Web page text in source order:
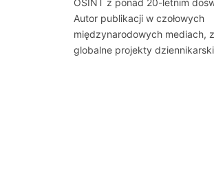
OSINT z ponad 20-letnim
Autor publikacji w czołowych
międzynarodowych mediach,
globalne projekty